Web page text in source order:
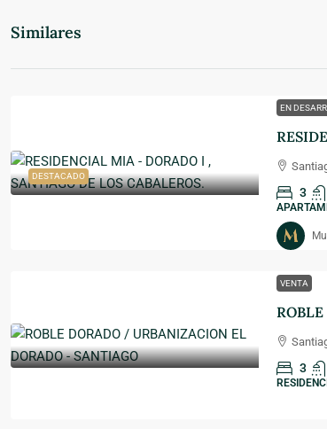
Similares
DESTACADO
EN
3
VENTA
3